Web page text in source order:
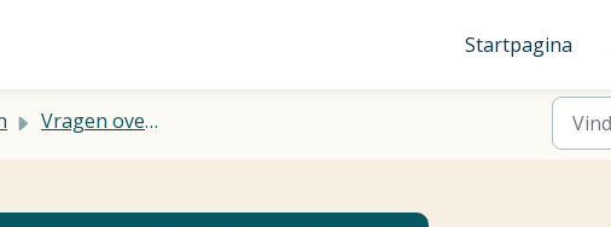
Startpagina
Vragen over telefoonnummers